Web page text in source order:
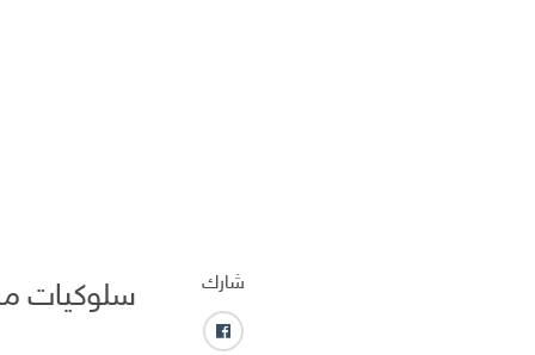
شارك
ف
سلوكيات